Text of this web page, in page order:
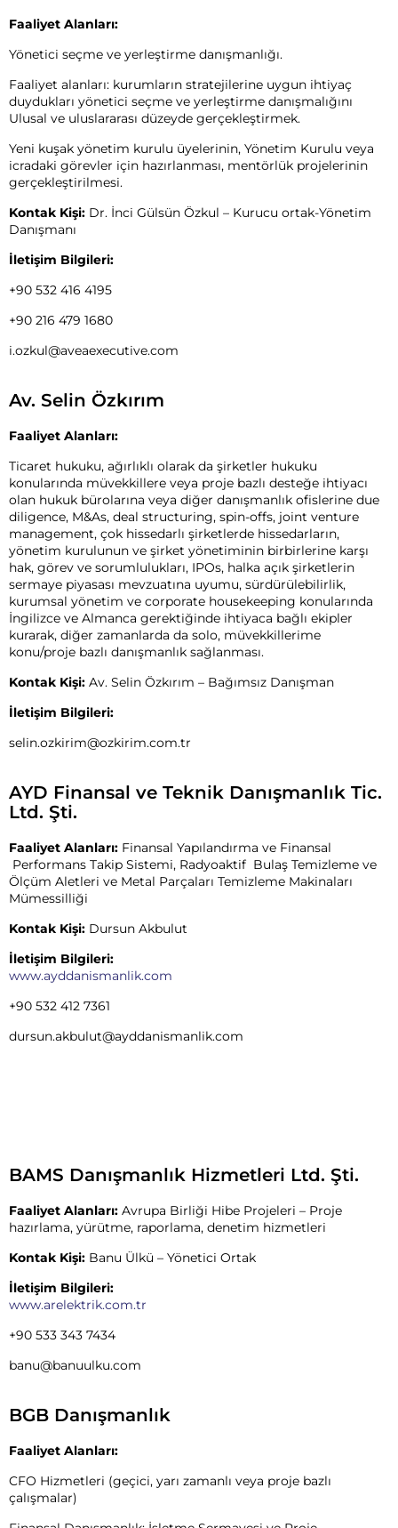
Faaliyet Alanları:
Yönetici seçme ve yerleştirme danışmanlığı.
Faaliyet alanları: kurumların stratejilerine uygun ihtiyaç
duydukları yönetici seçme ve yerleştirme danışmalığını
Ulusal ve uluslararası düzeyde gerçekleştirmek.
Yeni kuşak yönetim kurulu üyelerinin, Yönetim Kurulu veya
icradaki görevler için hazırlanması, mentörlük projelerinin
gerçekleştirilmesi.
Kontak Kişi: Dr. İnci Gülsün Özkul – Kurucu ortak-Yönetim
Danışmanı
İletişim Bilgileri:
+90 532 416 4195
+90 216 479 1680
i.ozkul@aveaexecutive.com
Av. Selin Özkırım
Faaliyet Alanları:
Ticaret hukuku, ağırlıklı olarak da şirketler hukuku
konularında müvekkillere veya proje bazlı desteğe ihtiyacı
olan hukuk bürolarına veya diğer danışmanlık ofislerine due
diligence, M&As, deal structuring, spin-offs, joint venture
management, çok hissedarlı şirketlerde hissedarların,
yönetim kurulunun ve şirket yönetiminin birbirlerine karşı
hak, görev ve sorumlulukları, IPOs, halka açık şirketlerin
sermaye piyasası mevzuatına uyumu, sürdürülebilirlik,
kurumsal yönetim ve corporate housekeeping konularında
İngilizce ve Almanca gerektiğinde ihtiyaca bağlı ekipler
kurarak, diğer zamanlarda da solo, müvekkillerime
konu/proje bazlı danışmanlık sağlanması.
Kontak Kişi: Av. Selin Özkırım – Bağımsız Danışman
İletişim Bilgileri:
selin.ozkirim@ozkirim.com.tr
AYD Finansal ve Teknik Danışmanlık Tic.
Ltd. Şti.
Faaliyet Alanları: Finansal Yapılandırma ve Finansal
Performans Takip Sistemi, Radyoaktif Bulaş Temizleme ve
Ölçüm Aletleri ve Metal Parçaları Temizleme Makinaları
Mümessilliği
Kontak Kişi: Dursun Akbulut
İletişim Bilgileri:
www.ayddanismanlik.com
+90 532 412 7361
dursun.akbulut@ayddanismanlik.com
BAMS Danışmanlık Hizmetleri Ltd. Şti.
Faaliyet Alanları: Avrupa Birliği Hibe Projeleri – Proje
hazırlama, yürütme, raporlama, denetim hizmetleri
Kontak Kişi: Banu Ülkü – Yönetici Ortak
İletişim Bilgileri:
www.arelektrik.com.tr
+90 533 343 7434
banu@banuulku.com
BGB Danışmanlık
Faaliyet Alanları:
CFO Hizmetleri (geçici, yarı zamanlı veya proje bazlı
çalışmalar)